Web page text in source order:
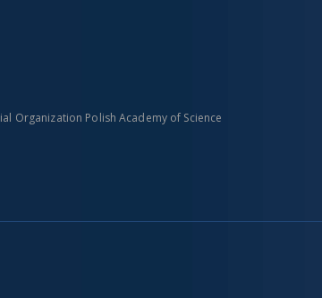
Organization Polish Academy of Science